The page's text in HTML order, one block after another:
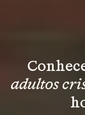
adultos